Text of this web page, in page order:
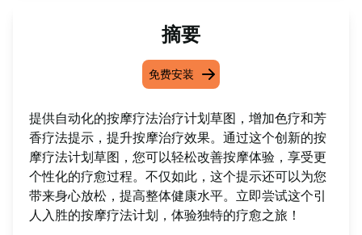
摘要
免费安装
提供自动化的按摩疗法治疗计划草图，增加色疗和芳
香疗法提示，提升按摩治疗效果。通过这个创新的按
摩疗法计划草图，您可以轻松改善按摩体验，享受更
个性化的疗愈过程。不仅如此，这个提示还可以为您
带来身心放松，提高整体健康水平。立即尝试这个引
人入胜的按摩疗法计划，体验独特的疗愈之旅！